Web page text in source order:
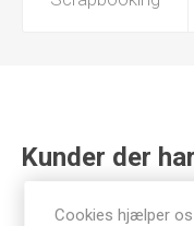
Kunder der
Cookies hjælper